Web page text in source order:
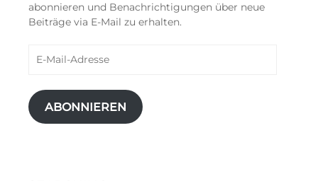
abonnieren und Benachrichtigungen über neue
Beiträge via E-Mail zu erhalten.
Mail-
ABONNIEREN